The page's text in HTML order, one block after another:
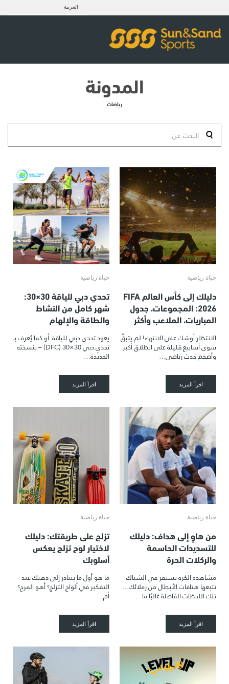
العربية
المدونة
رياضات
حياة رياضية
دليلك إلى كأس العالم FIFA
2026: المجموعات، جدول
المباريات، الملاعب وأكثر
الانتظار أوشك على الانتهاء! لم يتبقَّ
سوى أسابيع قليلة على انطلاق أكبر
وأضخم حدث رياضي…
اقرأ المزيد
حياة رياضية
تحدي دبي للياقة 30×30:
شهر كامل من النشاط
والطاقة والإلهام
يعود تحدي دبي للياقة أو كما يُعرف بـ
تحدي دبي 30×30 (DFC) – بنسخته
الجديدة…
اقرأ المزيد
حياة رياضية
من هاوٍ إلى هداف: دليلك
للتسديدات الحاسمة
والركلات الحرة
مشاهدة الكرة تستقر في الشباك
تتبعها هتافات الأبطال من زملائك…
تلك اللحظات الفاصلة غالبًا ما…
اقرأ المزيد
حياة رياضية
تزلج على طريقتك: دليلك
لاختيار لوح تزلج يعكس
أسلوبك
ما هو أول ما يتبادر إلى ذهنك عند
التفكير في ألواح التزلج؟ أهو المرح؟
أم…
اقرأ المزيد